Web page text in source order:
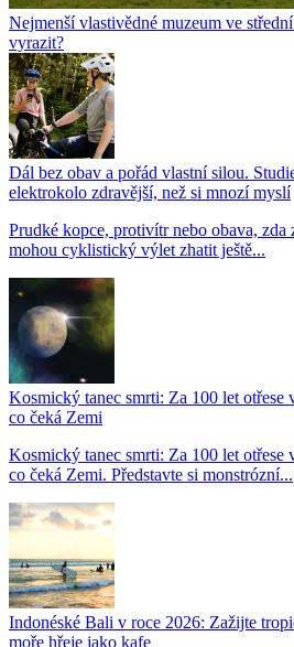
Nejmenší vlastivědné muzeum ve
vyrazit?
Dál bez obav a pořád vlastní silou.
elektrokolo zdravější, než si mnozí myslí
Prudké kopce, protivítr nebo obava, zda
mohou cyklistický výlet zhatit ještě...
Kosmický tanec smrti: Za 100 let otřese
co čeká Zemi
Kosmický tanec smrti: Za 100 let otřese
co čeká Zemi. Představte si monstrózní...
Indonéské Bali v roce 2026: Zažijte
moře hřeje jako kafe